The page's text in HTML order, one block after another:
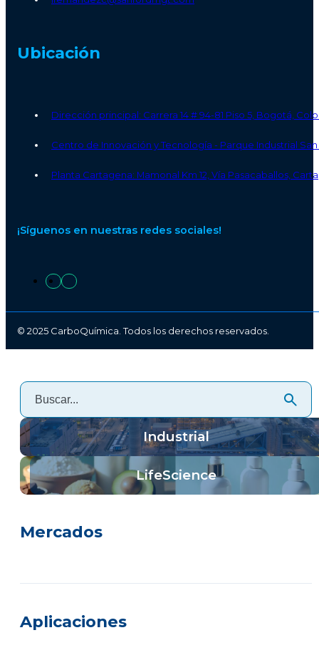
Ubicación
Dirección principal: Carrera 14 # 94-81 Piso 5, Bogotá,
Centro de Innovación y Tecnología - Parque Industrial
Planta Cartagena: Mamonal Km 12, Vía Pasacaballos,
¡Síguenos en nuestras redes sociales!
© 2025 CarboQuímica. Todos los derechos reservados.
Industrial
LifeScience
Mercados
Aplicaciones